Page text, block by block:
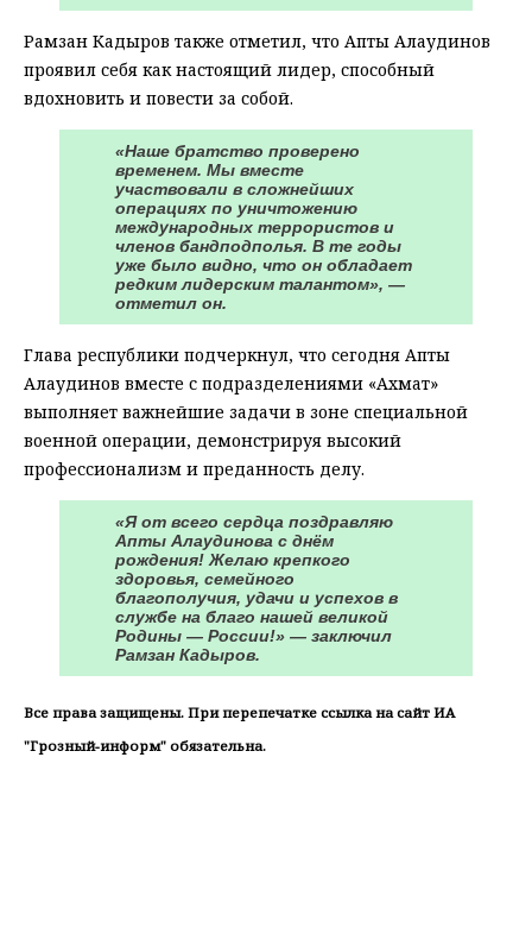
Рамзан Кадыров также отметил, что Апты Алаудинов
проявил себя как настоящий лидер, способный
вдохновить и повести за собой.
«Наше братство проверено
временем. Мы вместе
участвовали в сложнейших
операциях по уничтожению
международных террористов и
членов бандподполья. В те годы
уже было видно, что он обладает
редким лидерским талантом», —
отметил он.
Глава республики подчеркнул, что сегодня Апты
Алаудинов вместе с подразделениями «Ахмат»
выполняет важнейшие задачи в зоне специальной
военной операции, демонстрируя высокий
профессионализм и преданность делу.
«Я от всего сердца поздравляю
Апты Алаудинова с днём
рождения! Желаю крепкого
здоровья, семейного
благополучия, удачи и успехов в
службе на благо нашей великой
Родины — России!» — заключил
Рамзан Кадыров.
Все права защищены. При перепечатке ссылка на сайт ИА
"Грозный-информ" обязательна.